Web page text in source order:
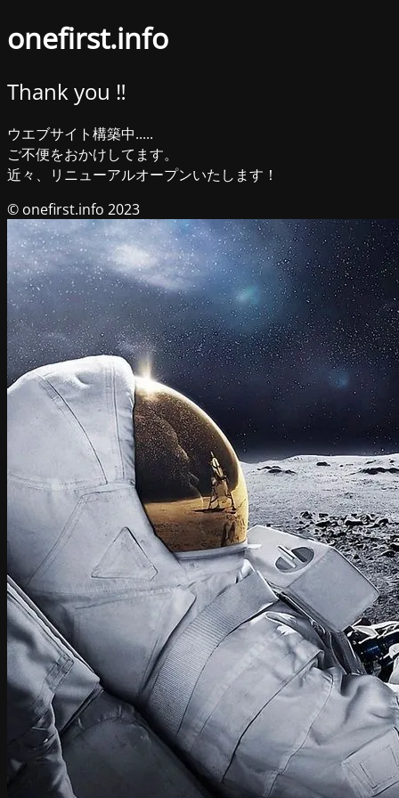
onefirst.info
Thank you ‼︎
ウエブサイト構築中.....
ご不便をおかけしてます。
近々、リニューアルオープンいたします！
© onefirst.info 2023